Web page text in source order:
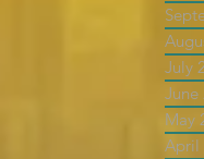
July
June
May
April